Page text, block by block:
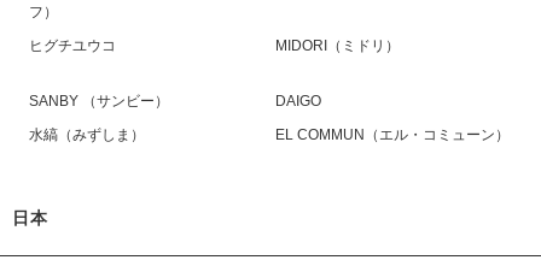
フ）
ヒグチユウコ MIDORI（ミドリ）
SANBY （サンビー）
DAIGO
水縞（みずしま）
EL COMMUN（エル・コミューン）
日本